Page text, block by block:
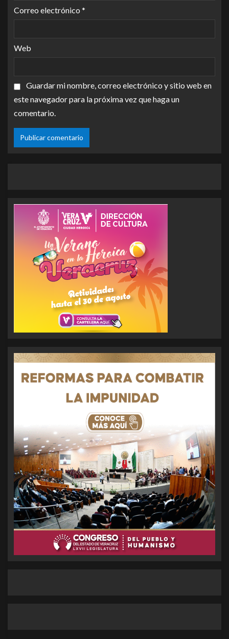
Correo electrónico *
Web
Guardar mi nombre, correo electrónico y sitio web en
este navegador para la próxima vez que haga un
comentario.